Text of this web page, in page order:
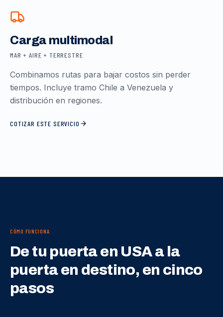
Carga multimodal
MAR + AIRE + TERRESTRE
Combinamos rutas para bajar costos sin perder
tiempos. Incluye tramo Chile a Venezuela y
distribución en regiones.
COTIZAR ESTE SERVICIO
CÓMO FUNCIONA
De tu puerta en USA a la
puerta en destino, en cinco
pasos